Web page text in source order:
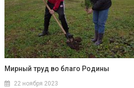
Мирный труд во благо Родины
22 ноября 2023